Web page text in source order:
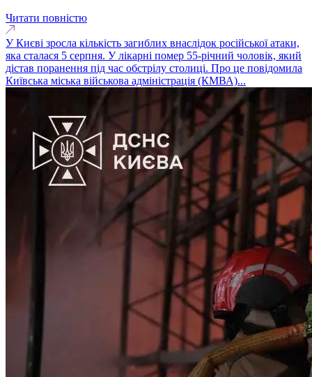
Читати повністю
У Києві зросла кількість загиблих внаслідок російської атаки,
яка сталася 5 серпня. У лікарні помер 55-річний чоловік, який
дістав поранення під час обстрілу столиці. Про це повідомила
Київська міська військова адміністрація (КМВА)...